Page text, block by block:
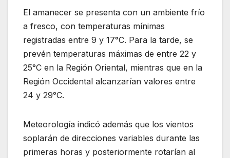
El amanecer se presenta con un ambiente frío
a fresco, con temperaturas mínimas
registradas entre 9 y 17°C. Para la tarde, se
prevén temperaturas máximas de entre 22 y
25°C en la Región Oriental, mientras que en la
Región Occidental alcanzarían valores entre
24 y 29°C.
Meteorología indicó además que los vientos
soplarán de direcciones variables durante las
primeras horas y posteriormente rotarían al